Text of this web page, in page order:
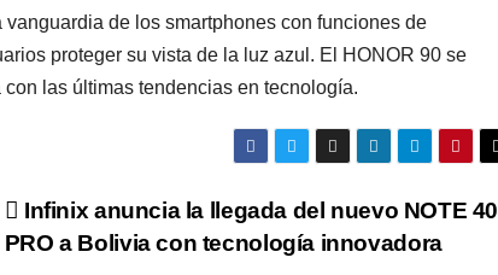
de los smartphones con funciones de
proteger su vista de la luz azul. El HONOR 90 se
las últimas tendencias en tecnología.
Infinix anuncia la llegada del nuevo NOTE 40
PRO a Bolivia con tecnología innovadora